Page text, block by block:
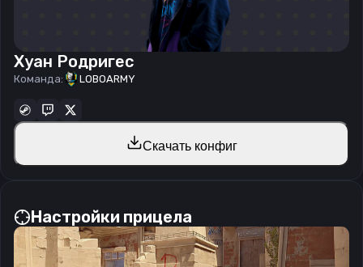
Хуан Родригес
Команда: LOBOARMY
Скачать конфиг
Настройки прицела